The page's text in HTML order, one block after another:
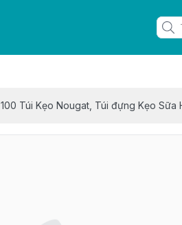
100 Túi Kẹo Nougat, Túi đựng Kẹo Sữa